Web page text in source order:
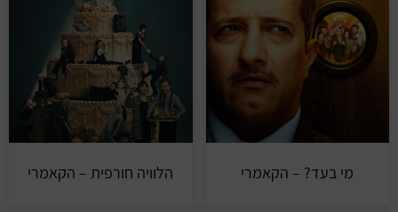
מי בעד? – הקאמרי הלוויה חורפית – הקאמרי